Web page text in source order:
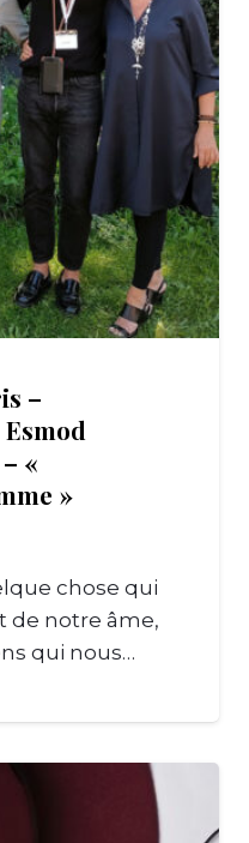
–
«
»
chose qui
de notre âme,
qui nous…